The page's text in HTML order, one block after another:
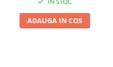
ADAUGA IN COS